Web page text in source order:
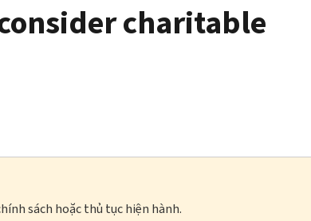
charitable
sách hoặc thủ tục hiện hành.